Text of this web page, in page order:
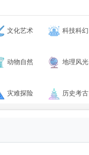
文化艺术 科技科幻
动物自然 地理风光
灾难探险 历史考古